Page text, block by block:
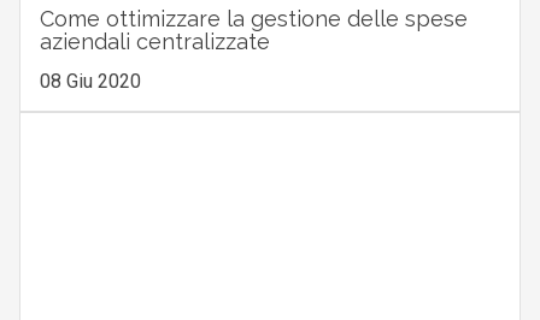
Come ottimizzare la gestione delle spese
aziendali centralizzate
08 Giu 2020